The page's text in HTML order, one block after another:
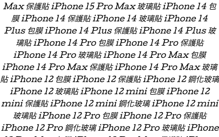
Max 保護貼 iPhone 15 Pro Max 玻璃貼 iPhone 14 包
膜 iPhone 14 保護貼 iPhone 14 玻璃貼 iPhone 14
Plus 包膜 iPhone 14 Plus 保護貼 iPhone 14 Plus 玻
璃貼 iPhone 14 Pro 包膜 iPhone 14 Pro 保護貼
iPhone 14 Pro 玻璃貼 iPhone 14 Pro Max 包膜
iPhone 14 Pro Max 保護貼 iPhone 14 Pro Max 玻璃
貼 iPhone 12 包膜 iPhone 12 保護貼 iPhone 12 鋼化玻璃
iPhone 12 玻璃貼 iPhone 12 mini 包膜 iPhone 12
mini 保護貼 iPhone 12 mini 鋼化玻璃 iPhone 12 mini
玻璃貼 iPhone 12 Pro 包膜 iPhone 12 Pro 保護貼
iPhone 12 Pro 鋼化玻璃 iPhone 12 Pro 玻璃貼 iPhone